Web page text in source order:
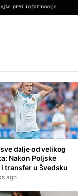
dalje od velikog
Nakon Poljske
transfer u Švedsku
ago